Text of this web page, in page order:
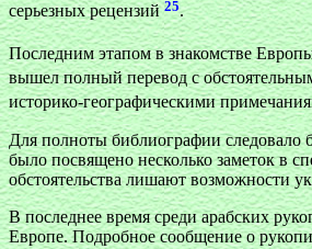
серьезных рецензий25.
Последним этапом в знакомстве
вышел полный перевод с
историко-географическими
Для полноты библиографии следовало
было посвящено несколько заметок в
обстоятельства лишают возможности
В последнее время среди арабских
Европе. Подробное сообщение о